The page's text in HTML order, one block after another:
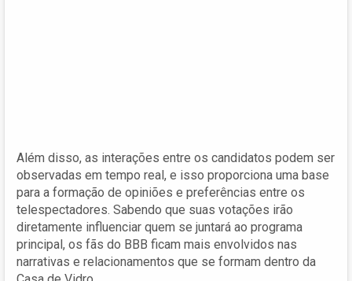
Além disso, as interações entre os candidatos podem ser
observadas em tempo real, e isso proporciona uma base
para a formação de opiniões e preferências entre os
telespectadores. Sabendo que suas votações irão
diretamente influenciar quem se juntará ao programa
principal, os fãs do BBB ficam mais envolvidos nas
narrativas e relacionamentos que se formam dentro da